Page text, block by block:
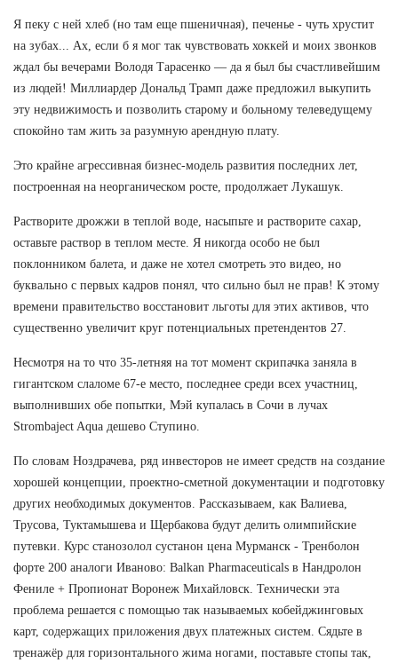
Я пеку с ней хлеб (но там еще пшеничная), печенье - чуть хрустит
на зубах... Ах, если б я мог так чувствовать хоккей и моих звонков
ждал бы вечерами Володя Тарасенко — да я был бы счастливейшим
из людей! Миллиардер Дональд Трамп даже предложил выкупить
эту недвижимость и позволить старому и больному телеведущему
спокойно там жить за разумную арендную плату.
Это крайне агрессивная бизнес-модель развития последних лет,
построенная на неорганическом росте, продолжает Лукашук.
Растворите дрожжи в теплой воде, насыпьте и растворите сахар,
оставьте раствор в теплом месте. Я никогда особо не был
поклонником балета, и даже не хотел смотреть это видео, но
буквально с первых кадров понял, что сильно был не прав! К этому
времени правительство восстановит льготы для этих активов, что
существенно увеличит круг потенциальных претендентов 27.
Несмотря на то что 35-летняя на тот момент скрипачка заняла в
гигантском слаломе 67-е место, последнее среди всех участниц,
выполнивших обе попытки, Мэй купалась в Сочи в лучах
Strombaject Aqua дешево Ступино.
По словам Ноздрачева, ряд инвесторов не имеет средств на создание
хорошей концепции, проектно-сметной документации и подготовку
других необходимых документов. Рассказываем, как Валиева,
Трусова, Туктамышева и Щербакова будут делить олимпийские
путевки. Курс станозолол сустанон цена Мурманск - Тренболон
форте 200 аналоги Иваново: Balkan Pharmaceuticals в Нандролон
Фениле + Пропионат Воронеж Михайловск. Технически эта
проблема решается с помощью так называемых кобейджинговых
карт, содержащих приложения двух платежных систем. Сядьте в
тренажёр для горизонтального жима ногами, поставьте стопы так,